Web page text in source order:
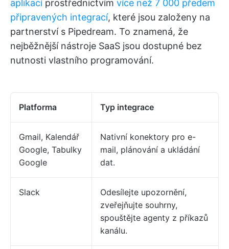
aplikací prostřednictvím více než 7 000 předem
připravených integrací, které jsou založeny na
partnerství s Pipedream. To znamená, že
nejběžnější nástroje SaaS jsou dostupné bez
nutnosti vlastního programování.
Platforma Typ integrace
Gmail, Kalendář
Google, Tabulky
Google
Nativní konektory pro e-
mail, plánování a ukládání
dat.
Slack
Odesílejte upozornění,
zveřejňujte souhrny,
spouštějte agenty z příkazů
kanálu.